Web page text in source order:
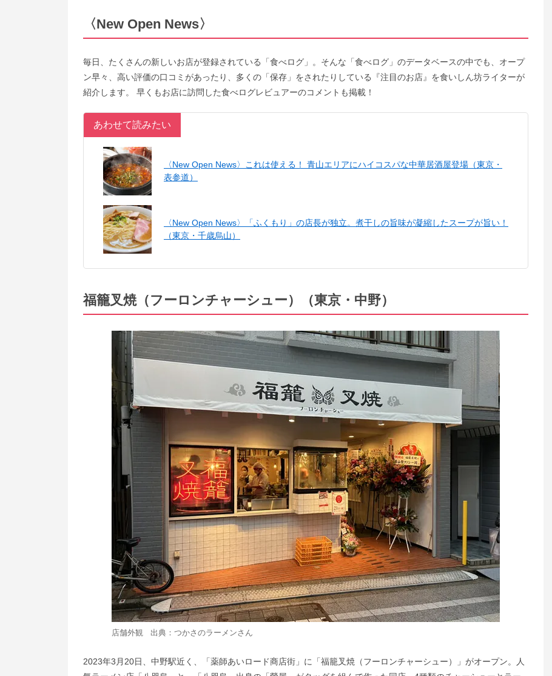
〈New Open News〉
毎日、たくさんの新しいお店が登録されている「食べログ」。そんな「食べログ」のデータベースの中でも、オープ
ン早々、高い評価の口コミがあったり、多くの「保存」をされたりしている『注目のお店』を食いしん坊ライターが
紹介します。 早くもお店に訪問した食べログレビュアーのコメントも掲載！
あわせて読みたい
〈New Open News〉これは使える！ 青山エリアにハイコスパな中華居酒屋登場（東京・
表参道）
〈New Open News〉「ふくもり」の店長が独立。煮干しの旨味が凝縮したスープが旨い！
（東京・千歳烏山）
福籠叉焼（フーロンチャーシュー）（東京・中野）
店舗外観 出典： つかさのラーメンさん
2023年3月20日、中野駅近く、「薬師あいロード商店街」に「福籠叉焼（フーロンチャーシュー）」がオープン。人